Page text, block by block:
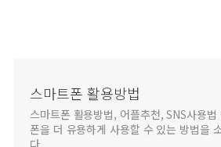
스마트폰 활용방법
스마트폰 활용방법, 어플추천, SNS사용법
폰을 더 유용하게 사용할 수 있는 방법을